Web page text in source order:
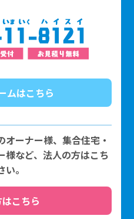
ムはこちら
ーナー様、集合住宅・
様など、法人の方はこち
。
こちら